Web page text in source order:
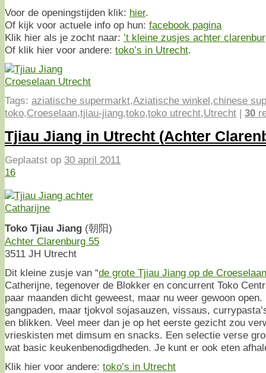
Voor de openingstijden klik: hier.
Of kijk voor actuele info op hun: facebook pagina
Klik hier als je zocht naar: ’t kleine zusjes achter
Of klik hier voor andere: toko’s in Utrecht.
Tags: aziatische supermarkt,Aziatische winkel,chinese
toko,Croeselaan,tjiau-jiang,toko,toko utrecht,Utrecht | 30
Tjiau Jiang in Utrecht (Achter
Geplaatst op 30 april 2011
16
Toko Tjiau Jiang (朝阳)
Achter Clarenburg 55
3511 JH Utrecht
Dit kleine zusje van “de grote Tjiau Jiang op de Croeselaan
Catherijne, tegenover de Blokker en concurrent Toko
paar maanden dicht geweest, maar nu weer gewoon
gangpaden, maar tjokvol sojasauzen, vissaus,
en blikken. Veel meer dan je op het eerste gezicht zou
vrieskisten met dimsum en snacks. Een selectie verse
wat basic keukenbenodigdheden. Je kunt er ook eten
Klik hier voor andere: toko’s in Utrecht